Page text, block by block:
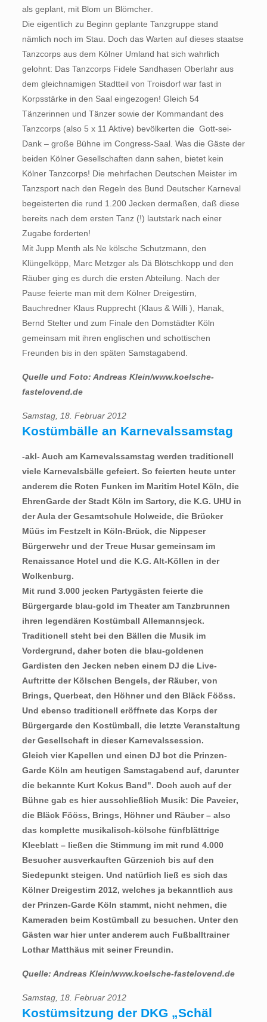
als geplant, mit Blom un Blömcher.
Die eigentlich zu Beginn geplante Tanzgruppe stand
nämlich noch im Stau. Doch das Warten auf dieses staatse
Tanzcorps aus dem Kölner Umland hat sich wahrlich
gelohnt: Das Tanzcorps Fidele Sandhasen Oberlahr aus
dem gleichnamigen Stadtteil von Troisdorf war fast in
Korpsstärke in den Saal eingezogen! Gleich 54
Tänzerinnen und Tänzer sowie der Kommandant des
Tanzcorps (also 5 x 11 Aktive) bevölkerten die  Gott-sei-
Dank – große Bühne im Congress-Saal. Was die Gäste der
beiden Kölner Gesellschaften dann sahen, bietet kein
Kölner Tanzcorps! Die mehrfachen Deutschen Meister im
Tanzsport nach den Regeln des Bund Deutscher Karneval
begeisterten die rund 1.200 Jecken dermaßen, daß diese
bereits nach dem ersten Tanz (!) lautstark nach einer
Zugabe forderten!
Mit Jupp Menth als Ne kölsche Schutzmann, den
Klüngelköpp, Marc Metzger als Dä Blötschkopp und den
Räuber ging es durch die ersten Abteilung. Nach der
Pause feierte man mit dem Kölner Dreigestirn,
Bauchredner Klaus Rupprecht (Klaus & Willi ), Hanak,
Bernd Stelter und zum Finale den Domstädter Köln
gemeinsam mit ihren englischen und schottischen
Freunden bis in den späten Samstagabend.
Quelle und Foto: Andreas Klein/www.koelsche-
fastelovend.de
Samstag, 18. Februar 2012
Kostümbälle an Karnevalssamstag
-akl- Auch am Karnevalssamstag werden traditionell
viele Karnevalsbälle gefeiert. So feierten heute unter
anderem die Roten Funken im Maritim Hotel Köln, die
EhrenGarde der Stadt Köln im Sartory, die K.G. UHU in
der Aula der Gesamtschule Holweide, die Brücker
Müüs im Festzelt in Köln-Brück, die Nippeser
Bürgerwehr und der Treue Husar gemeinsam im
Renaissance Hotel und die K.G. Alt-Köllen in der
Wolkenburg.
Mit rund 3.000 jecken Partygästen feierte die
Bürgergarde blau-gold im Theater am Tanzbrunnen
ihren legendären Kostümball Allemannsjeck.
Traditionell steht bei den Bällen die Musik im
Vordergrund, daher boten die blau-goldenen
Gardisten den Jecken neben einem DJ die Live-
Auftritte der Kölschen Bengels, der Räuber, von
Brings, Querbeat, den Höhner und den Bläck Fööss.
Und ebenso traditionell eröffnete das Korps der
Bürgergarde den Kostümball, die letzte Veranstaltung
der Gesellschaft in dieser Karnevalssession.
Gleich vier Kapellen und einen DJ bot die Prinzen-
Garde Köln am heutigen Samstagabend auf, darunter
die bekannte Kurt Kokus Band". Doch auch auf der
Bühne gab es hier ausschließlich Musik: Die Paveier,
die Bläck Fööss, Brings, Höhner und Räuber – also
das komplette musikalisch-kölsche fünfblättrige
Kleeblatt – ließen die Stimmung im mit rund 4.000
Besucher ausverkauften Gürzenich bis auf den
Siedepunkt steigen. Und natürlich ließ es sich das
Kölner Dreigestirn 2012, welches ja bekanntlich aus
der Prinzen-Garde Köln stammt, nicht nehmen, die
Kameraden beim Kostümball zu besuchen. Unter den
Gästen war hier unter anderem auch Fußballtrainer
Lothar Matthäus mit seiner Freundin.
Quelle: Andreas Klein/www.koelsche-fastelovend.de
Samstag, 18. Februar 2012
Kostümsitzung der DKG „Schäl